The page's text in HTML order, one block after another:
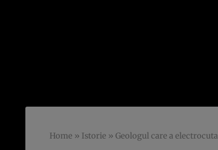
Home » Istorie » Geologul care a